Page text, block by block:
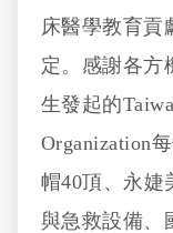
床醫學教育貢
定。感謝各方
生發起的
Organization
帽40頂、永婕
與急救設備、